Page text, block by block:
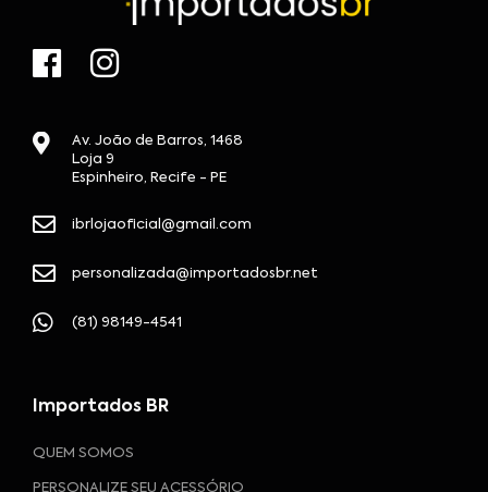
Av. João de Barros, 1468
Loja 9
Espinheiro, Recife - PE
ibrlojaoficial@gmail.com
personalizada@importadosbr.net
(81) 98149-4541
Importados BR
QUEM SOMOS
PERSONALIZE SEU ACESSÓRIO